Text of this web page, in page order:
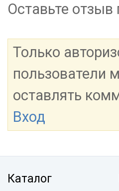
Оставьте
Только
пользователи
оставлять
Вход
Каталог